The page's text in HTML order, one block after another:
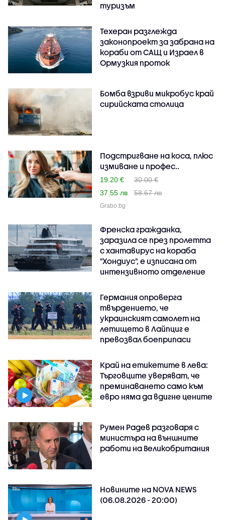
туризъм
Техеран разглежда
законопроект за забрана на
кораби от САЩ и Израел в
Ормузкия проток
Бомба взриви микробус край
сирийската столица
Подстригване на коса, плюс
измиване и профес..
19.20 €
30.00 €
37.55 лв
58.67 лв
Grabo.bg
Френска гражданка,
заразила се през пролетта
с хантавирус на кораба
"Хондиус", е изписана от
интензивното отделение
Германия опроверга
твърдението, че
украинският самолет на
летището в Лайпциг е
превозвал боеприпаси
Край на етикетите в лева:
Търговците уверяват, че
преминаването само към
евро няма да вдигне цените
Румен Радев разговаря с
министъра на външните
работи на Великобритания
Новините на NOVA NEWS
(06.08.2026 - 20:00)